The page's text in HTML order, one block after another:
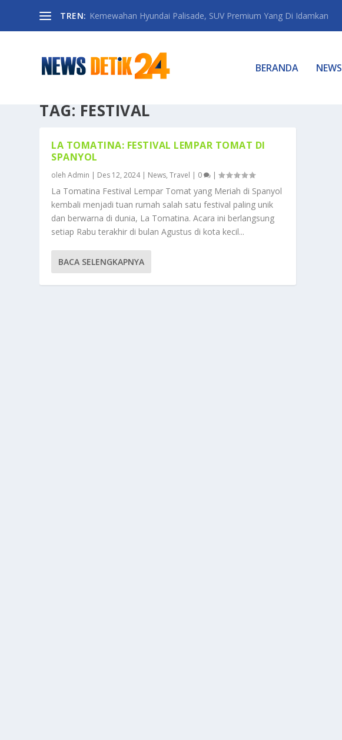
TREN: Kemewahan Hyundai Palisade, SUV Premium Yang Di Idamkan
BERANDA NEWS
TAG: FESTIVAL
LA TOMATINA: FESTIVAL LEMPAR TOMAT DI
SPANYOL
olehAdmin | Des 12, 2024| News,Travel | 0 |
La Tomatina Festival Lempar Tomat yang Meriah di Spanyol
kembali menjadi tuan rumah salah satu festival paling unik
dan berwarna di dunia, La Tomatina. Acara ini berlangsung
setiap Rabu terakhir di bulan Agustus di kota kecil...
BACA SELENGKAPNYA